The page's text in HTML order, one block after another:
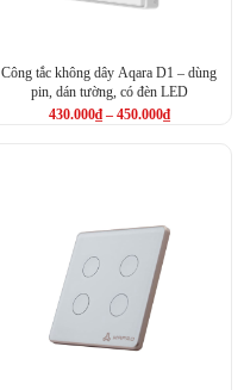
Công tắc không dây Aqara D1 – dùng
pin, dán tường, có đèn LED
430.000₫ – 450.000₫